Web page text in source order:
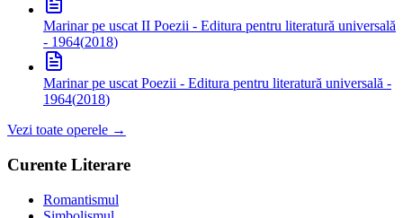
Marinar pe uscat II Poezii - Editura pentru literatură universală
- 1964(2018)
Marinar pe uscatPoezii - Editura pentru literatură universală -
1964(2018)
Vezi toate operele →
Curente Literare
Romantismul